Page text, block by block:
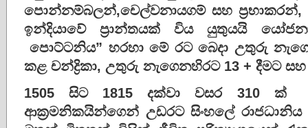
පොන්නම්බලන්,චෙල්වනායගම් සහ ප්‍රභාකරන්,
ඉන්දියාවේ
ප්‍රාන්තයක් විය යුතුයයි
පොට්ටනිය” හරහා මේ රට බෙදා උතුරු
කළ චන්ද්‍රිකා, උතුරු නැගෙනහිරට13 + දීමට සහ
1505සිට1815දක්වා වසර310 ක්
ආක්‍රමනිකයින්ගෙන් උඩරට සිංහලේ රාජධානිය